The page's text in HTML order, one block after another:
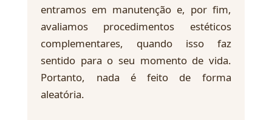
entramos em manutenção e, por fim,
avaliamos procedimentos estéticos
complementares, quando isso faz
sentido para o seu momento de vida.
Portanto, nada é feito de forma
aleatória.